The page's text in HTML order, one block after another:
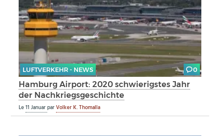
LUFTVERKEHR - NEWS 0
Hamburg Airport: 2020 schwierigstes Jahr
der Nachkriegsgeschichte
Le11 JanuarparVolker K. Thomalla